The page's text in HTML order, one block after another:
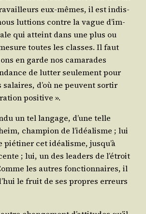
eux-mêmes, il est indis­
lut­tions contre la vague d’im­
qui atteint dans une plus ou
toutes les classes. Il faut
en garde nos cama­rades
de lut­ter seule­ment pour
d’où ne peuvent sor­tir
positive ».
un tel lan­gage, d’une telle
cham­pion de l’i­déa­lisme ; lui
pié­ti­ner cet idéa­lisme, jus­qu’à
; lui, un des lea­ders de l’é­troit
les autres fonc­tion­naires, il
le fruit de ses propres erreurs